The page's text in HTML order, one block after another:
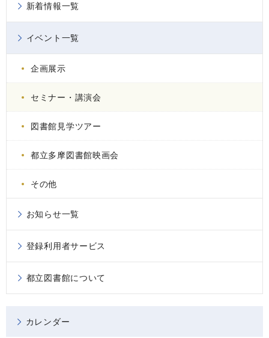
新着情報一覧
イベント一覧
企画展示
セミナー・講演会
図書館見学ツアー
都立多摩図書館映画会
その他
お知らせ一覧
登録利用者サービス
都立図書館について
カレンダー